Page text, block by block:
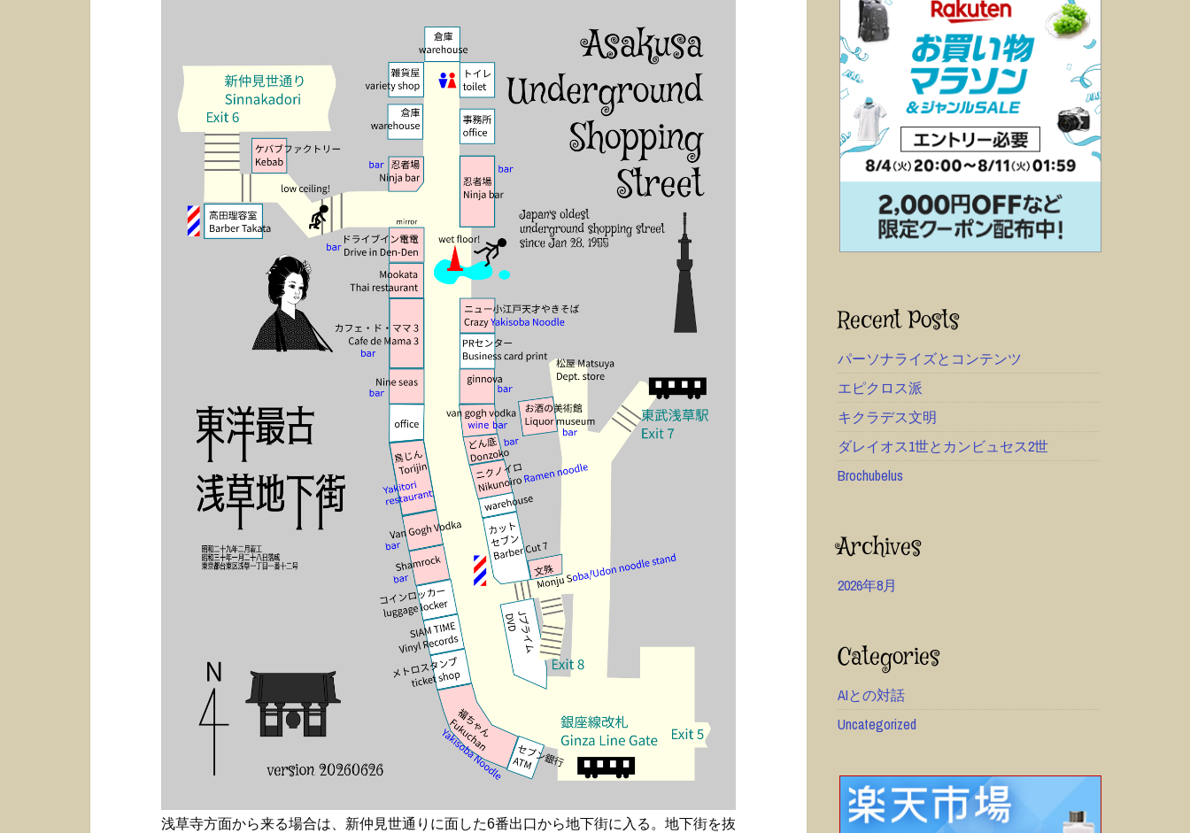
浅草寺方面から来る場合は、新仲見世通りに面した6番出口から地下街に入る。地下街を抜
Recent Posts
パーソナライズとコンテンツ
エピクロス派
キクラデス文明
ダレイオス1世とカンビュセス2世
Brochubelus
Archives
2026年8月
Categories
AIとの対話
Uncategorized